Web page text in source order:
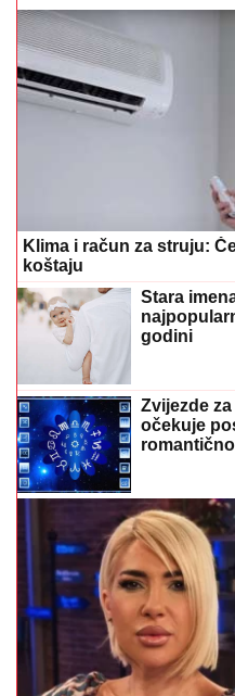
Klima i račun za struju:
koštaju
Stara
godini
Zvijezde
očekuje